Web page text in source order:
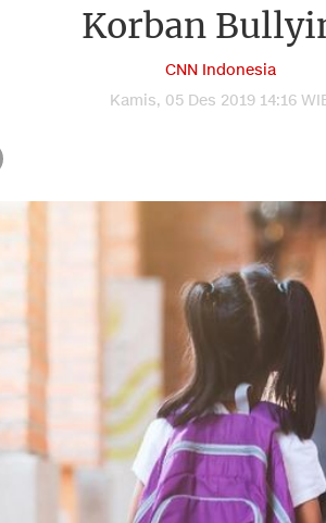
Korban
CNN Indonesia
Kamis, 05 Des 2019 14:16